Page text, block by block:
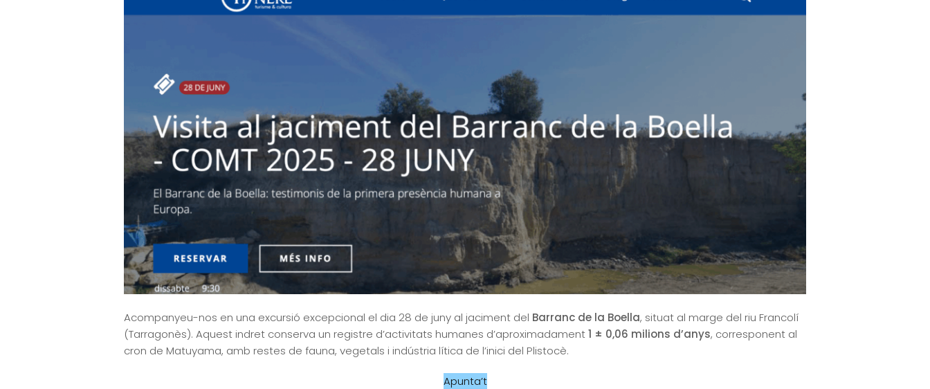
Acompanyeu-nos en una excursió excepcional el dia 28 de juny al jaciment del Barranc de la Boella, situat al marge del riu Francolí
(Tarragonès). Aquest indret conserva un registre d’activitats humanes d’aproximadament1 ± 0,06 milions d’anys, corresponent al
cron de Matuyama, amb restes de fauna, vegetals i indústria lítica de l’inici del Plistocè.
Apunta’t